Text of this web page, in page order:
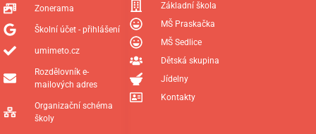
Základní škola
MŠ Praskačka
MŠ Sedlice
Dětská skupina
Jídelny
Kontakty
Zonerama
Školní účet - přihlášení
umimeto.cz
Rozdělovník e-
mailových adres
Organizační schéma
školy